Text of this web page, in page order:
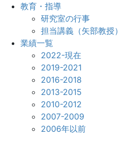
教育・指導
研究室の行事
担当講義（矢部教授）
業績一覧
2022-現在
2019-2021
2016-2018
2013-2015
2010-2012
2007-2009
2006年以前